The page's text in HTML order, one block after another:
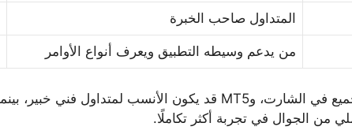
المتداول صاحب الخبرة
من يدعم وسيطه التطبيق ويعرف أنواع الأوامر
من الجوال في تجربة أكثر تكاملًا.